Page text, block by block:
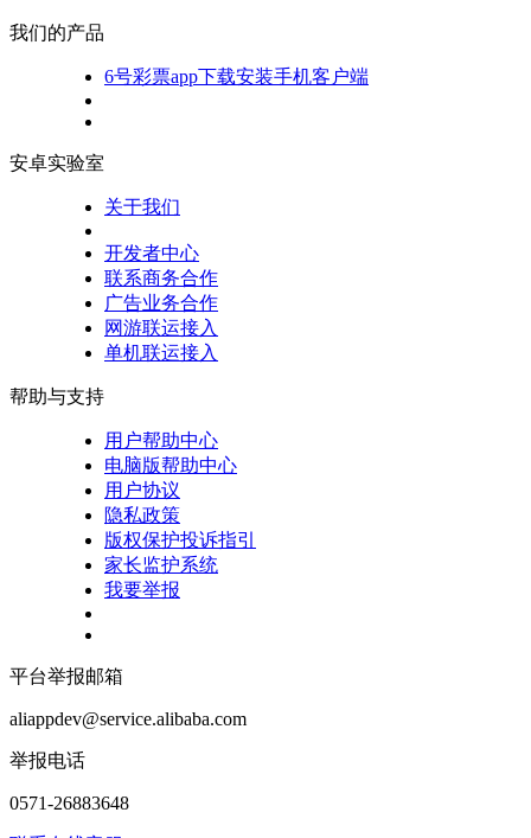
我们的产品
6号彩票app下载安装手机客户端
安卓实验室
关于我们
开发者中心
联系商务合作
广告业务合作
网游联运接入
单机联运接入
帮助与支持
用户帮助中心
电脑版帮助中心
用户协议
隐私政策
版权保护投诉指引
家长监护系统
我要举报
平台举报邮箱
aliappdev@service.alibaba.com
举报电话
0571-26883648